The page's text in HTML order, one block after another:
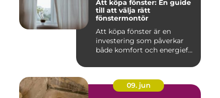
Att köpa fönster: En guide
till att välja rätt
fönstermontör
Att köpa fönster är en
investering som påverkar
både komfort och energief...
09. jun